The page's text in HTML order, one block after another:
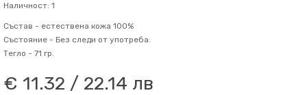
Наличност: 1
Състав - естествена кожа 100%
Състояние - Без следи от употреба.
Тегло - 71 гр.
€ 11.32 / 22.14 лв